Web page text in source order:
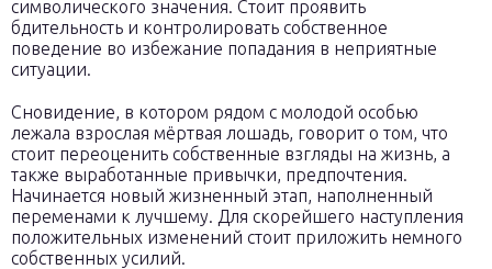
символического значения. Стоит проявить
бдительность и контролировать собственное
поведение во избежание попадания в неприятные
ситуации.
Сновидение, в котором рядом с молодой особью
лежала взрослая мёртвая лошадь, говорит о том, что
стоит переоценить собственные взгляды на жизнь, а
также выработанные привычки, предпочтения.
Начинается новый жизненный этап, наполненный
переменами к лучшему. Для скорейшего наступления
положительных изменений стоит приложить немного
собственных усилий.